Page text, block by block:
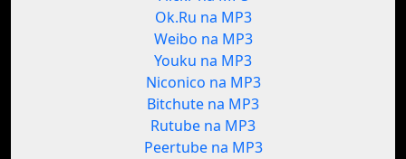
Ok.Ru na MP3
Weibo na MP3
Youku na MP3
Niconico na MP3
Bitchute na MP3
Rutube na MP3
Peertube na MP3